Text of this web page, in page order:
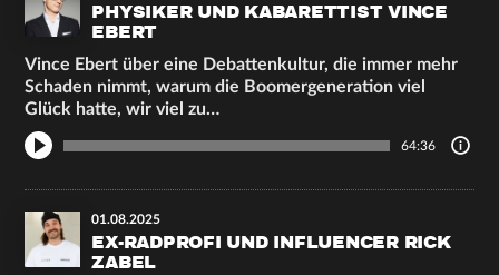
PHYSIKER UND KABARETTIST VINCE
EBERT
Vince Ebert über eine Debattenkultur, die immer mehr
Schaden nimmt, warum die Boomergeneration viel
Glück hatte, wir viel zu…
64:36
01.08.2025
EX-RADPROFI UND INFLUENCER RICK
ZABEL